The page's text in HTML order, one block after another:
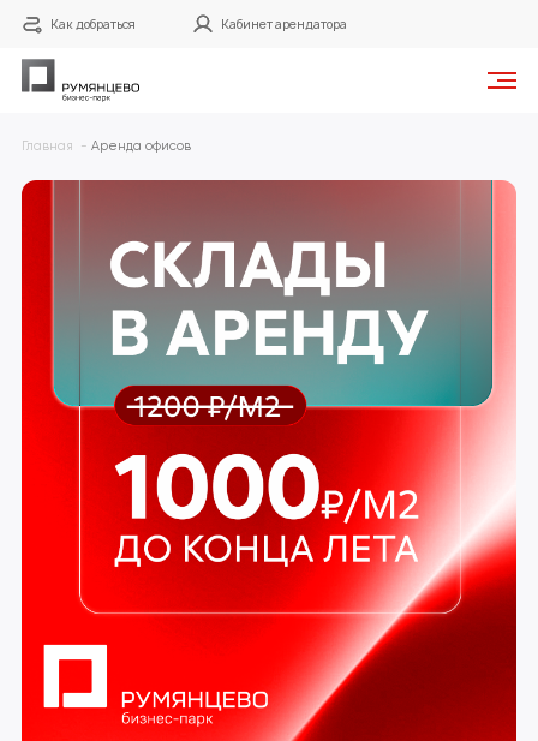
Как добраться Кабинет арендатора
Главная Аренда офисов
200-500 м² от 500 м²
м² до
₽ до
Найти
Сбросить фильтр